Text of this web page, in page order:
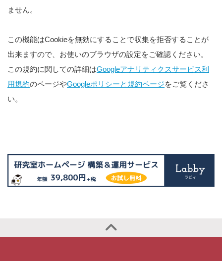
ません。
この機能はCookieを無効にすることで収集を拒否することが
出来ますので、お使いのブラウザの設定をご確認ください。
この規約に関しての詳細はGoogleアナリティクスサービス利
用規約のページやGoogleポリシーと規約ページをご覧くださ
い。